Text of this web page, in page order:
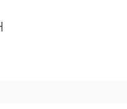
na web stranicu